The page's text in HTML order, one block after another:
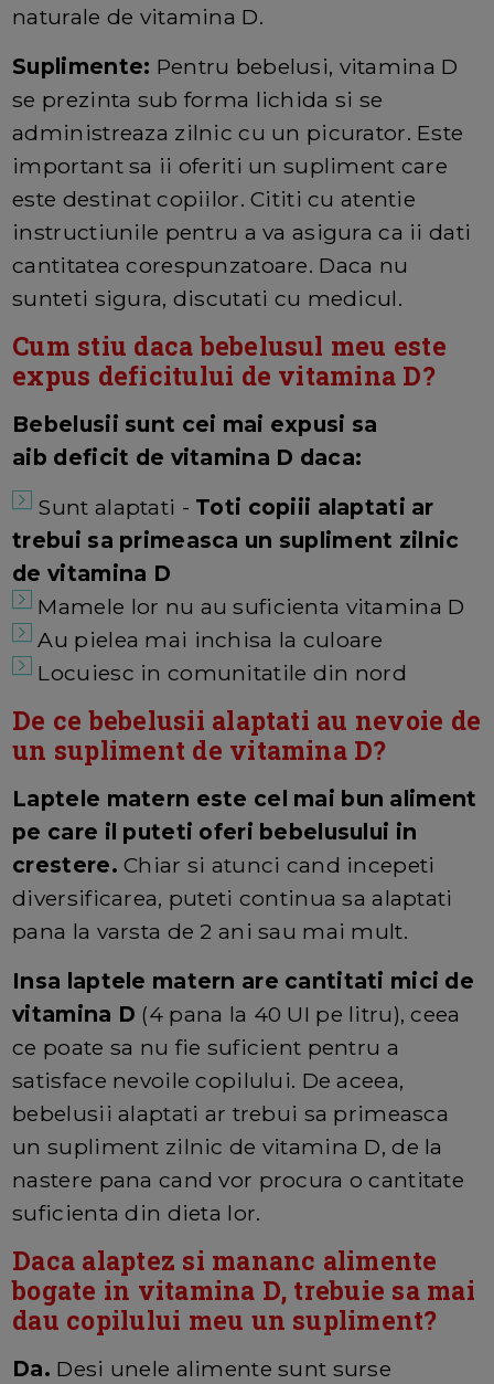
naturale de vitamina D.
Suplimente: Pentru bebelusi, vitamina D
se prezinta sub forma lichida si se
administreaza zilnic cu un picurator. Este
important sa ii oferiti un supliment care
este destinat copiilor. Cititi cu atentie
instructiunile pentru a va asigura ca ii dati
cantitatea corespunzatoare. Daca nu
sunteti sigura, discutati cu medicul.
Cum stiu daca bebelusul meu este
expus deficitului de vitamina D?
Bebelusii sunt cei mai expusi sa
aib deficit de vitamina D daca:
Sunt alaptati - Toti copiii alaptati ar
trebui sa primeasca un supliment zilnic
de vitamina D
Mamele lor nu au suficienta vitamina D
Au pielea mai inchisa la culoare
Locuiesc in comunitatile din nord
De ce bebelusii alaptati au nevoie de
un supliment de vitamina D?
Laptele matern este cel mai bun aliment
pe care il puteti oferi bebelusului in
crestere.Chiar si atunci cand incepeti
diversificarea, puteti continua sa alaptati
pana la varsta de 2 ani sau mai mult.
Insa laptele matern are cantitati mici de
vitamina D (4 pana la 40 UI pe litru), ceea
ce poate sa nu fie suficient pentru a
satisface nevoile copilului. De aceea,
bebelusii alaptati ar trebui sa primeasca
un supliment zilnic de vitamina D, de la
nastere pana cand vor procura o cantitate
suficienta din dieta lor.
Daca alaptez si mananc alimente
bogate in vitamina D, trebuie sa mai
dau copilului meu un supliment?
Da. Desi unele alimente sunt surse